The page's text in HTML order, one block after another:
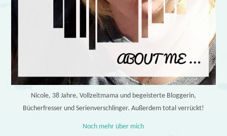
Nicole, 38 Jahre, Vollzeitmama und begeisterte Bloggerin,
Bücherfresser und Serienverschlinger. Außerdem total verrückt!
Noch mehr über mich